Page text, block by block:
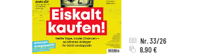
Nr. 33/26
8,90 €